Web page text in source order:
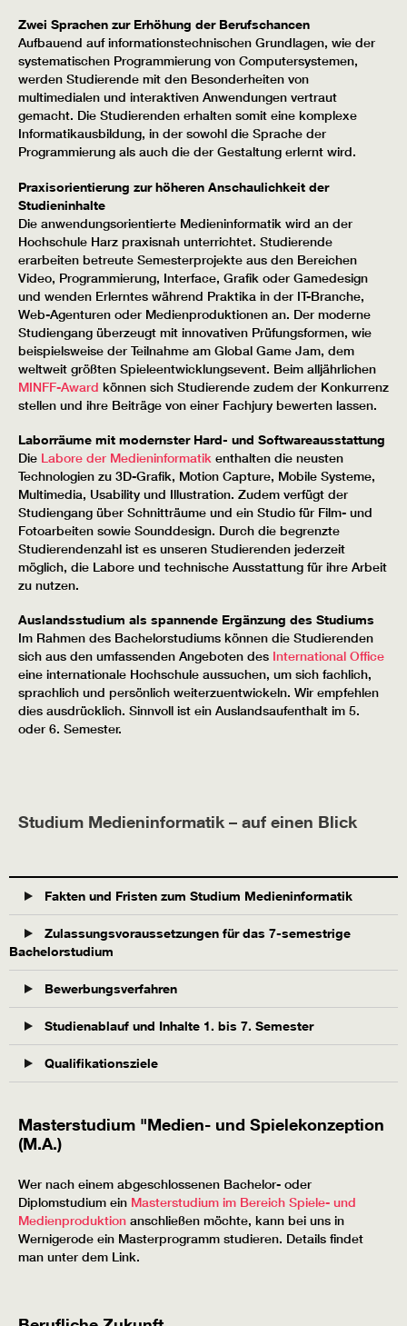
Zwei Sprachen zur Erhöhung der Berufschancen
Aufbauend auf informationstechnischen Grundlagen, wie der
systematischen Programmierung von Computersystemen,
werden Studierende mit den Besonderheiten von
multimedialen und interaktiven Anwendungen vertraut
gemacht. Die Studierenden erhalten somit eine komplexe
Informatikausbildung, in der sowohl die Sprache der
Programmierung als auch die der Gestaltung erlernt wird.
Praxisorientierung zur höheren Anschaulichkeit der
Studieninhalte
Die anwendungsorientierte Medieninformatik wird an der
Hochschule Harz praxisnah unterrichtet. Studierende
erarbeiten betreute Semesterprojekte aus den Bereichen
Video, Programmierung, Interface, Grafik oder Gamedesign
und wenden Erlerntes während Praktika in der IT-Branche,
Web-Agenturen oder Medienproduktionen an. Der moderne
Studiengang überzeugt mit innovativen Prüfungsformen, wie
beispielsweise der Teilnahme am Global Game Jam, dem
weltweit größten Spieleentwicklungsevent. Beim alljährlichen
MINFF-Award können sich Studierende zudem der Konkurrenz
stellen und ihre Beiträge von einer Fachjury bewerten lassen.
Laborräume mit modernster Hard- und Softwareausstattung
Die Labore der Medieninformatik enthalten die neusten
Technologien zu 3D-Grafik, Motion Capture, Mobile Systeme,
Multimedia, Usability und Illustration. Zudem verfügt der
Studiengang über Schnitträume und ein Studio für Film- und
Fotoarbeiten sowie Sounddesign. Durch die begrenzte
Studierendenzahl ist es unseren Studierenden jederzeit
möglich, die Labore und technische Ausstattung für ihre Arbeit
zu nutzen.
Auslandsstudium als spannende Ergänzung des Studiums
Im Rahmen des Bachelorstudiums können die Studierenden
sich aus den umfassenden Angeboten des International Office
eine internationale Hochschule aussuchen, um sich fachlich,
sprachlich und persönlich weiterzuentwickeln. Wir empfehlen
dies ausdrücklich. Sinnvoll ist ein Auslandsaufenthalt im 5.
oder 6. Semester.
Studium Medieninformatik – auf einen Blick
Fakten und Fristen zum Studium Medieninformatik
Zulassungsvoraussetzungen für das 7-semestrige
Bachelorstudium
Bewerbungsverfahren
Studienablauf und Inhalte 1. bis 7. Semester
Qualifikationsziele
Masterstudium "Medien- und Spielekonzeption
(M.A.)
Wer nach einem abgeschlossenen Bachelor- oder
Diplomstudium ein Masterstudium im Bereich Spiele- und
Medienproduktion anschließen möchte, kann bei uns in
Wernigerode ein Masterprogramm studieren. Details findet
man unter dem Link.